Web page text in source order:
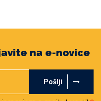
na e-novice
Pošlji